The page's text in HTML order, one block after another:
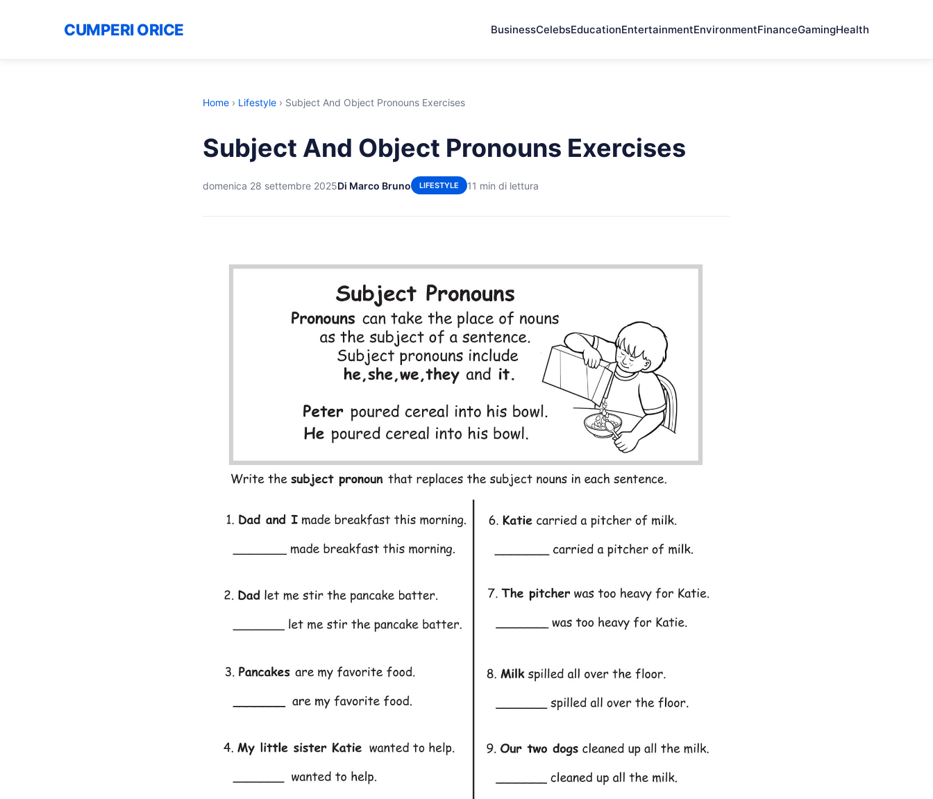
CUMPERI ORICE BusinessCelebsEducationEntertainmentEnvironmentFinanceGamingHealth
Home › Lifestyle › Subject And Object Pronouns Exercises
Subject And Object Pronouns Exercises
domenica 28 settembre 2025Di Marco Bruno LIFESTYLE 11 min di lettura